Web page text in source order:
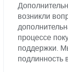
возникли
процессе
поддержки.
подлинность